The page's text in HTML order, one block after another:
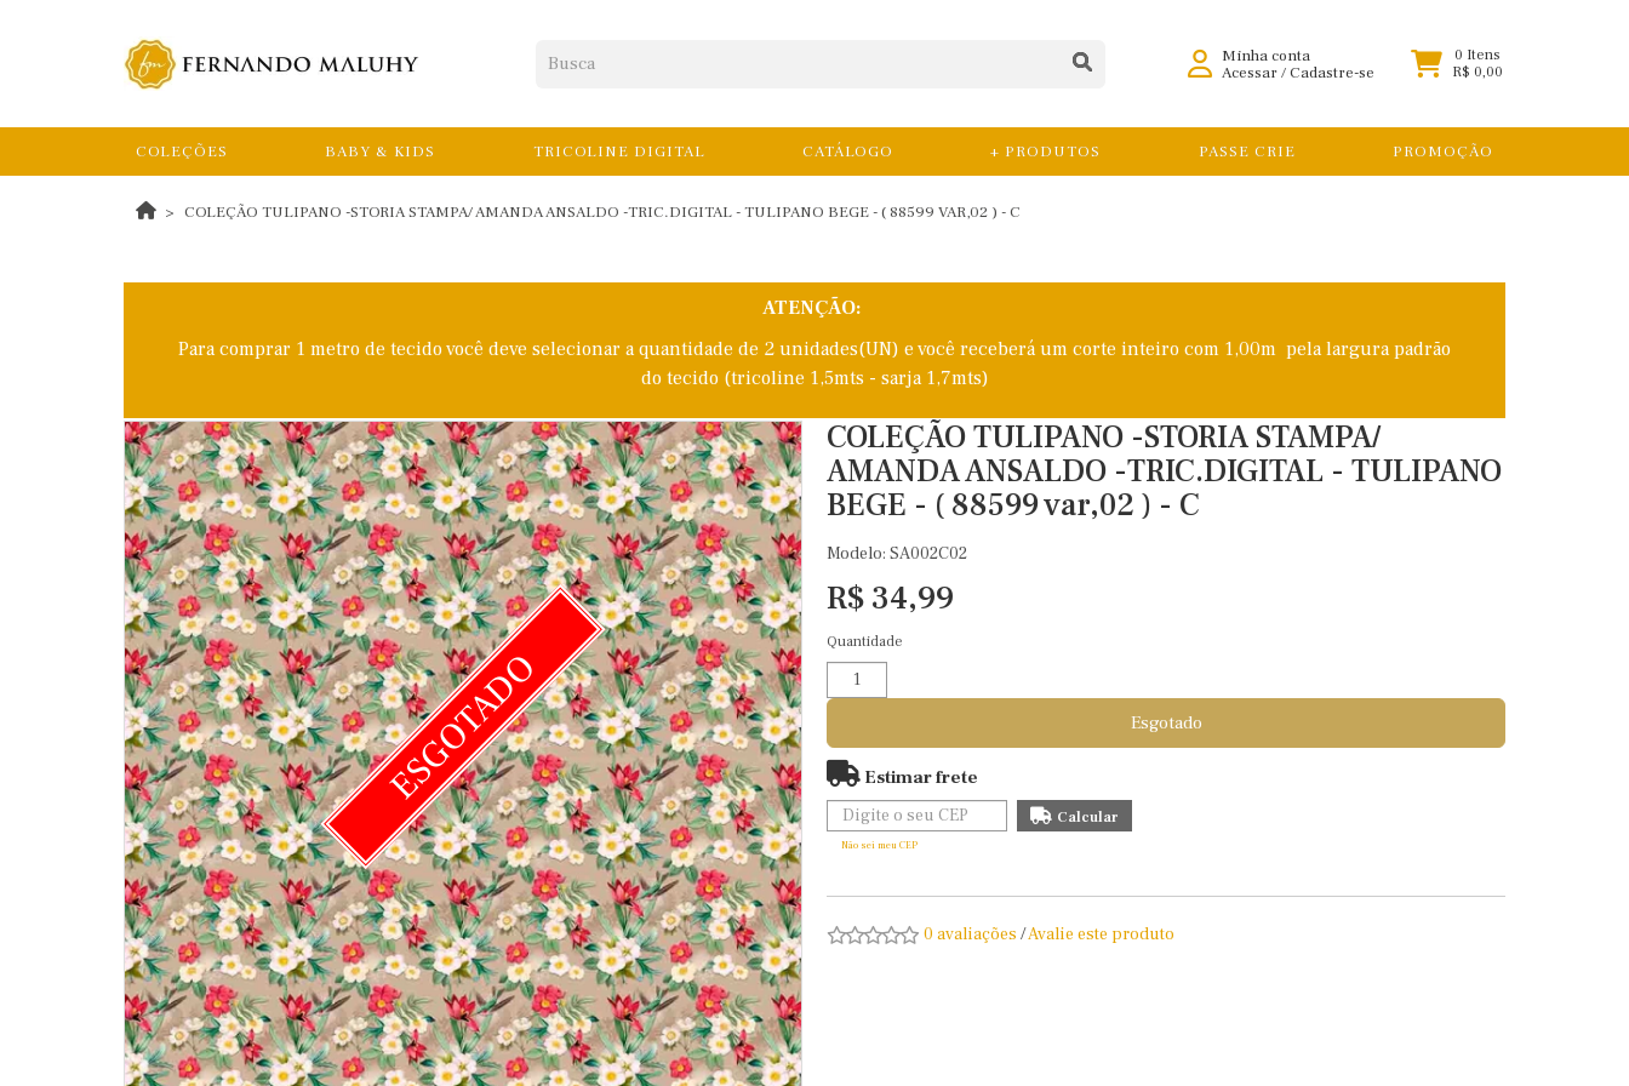
Minha conta
Acessar/Cadastre-se
0 Itens
R$ 0,00
COLEÇÕES BABY & KIDS TRICOLINE DIGITAL CATÁLOGO + PRODUTOS PASSE CRIE PROMOÇÃO
COLEÇÃO TULIPANO -STORIA STAMPA/ AMANDA ANSALDO -TRIC.DIGITAL - TULIPANO BEGE - ( 88599 VAR,02 ) - C
ATENÇÃO:
Para comprar 1 metro de tecido você deve selecionar a quantidade de 2 unidades(UN) e você receberá um corte inteiro com 1,00m pela largura padrão
do tecido (tricoline 1,5mts - sarja 1,7mts)
ESGOTADO
COLEÇÃO TULIPANO -STORIA STAMPA/
AMANDA ANSALDO -TRIC.DIGITAL - TULIPANO
BEGE - ( 88599 var,02 ) - C
Modelo: SA002C02
R$ 34,99
Quantidade
Esgotado
Estimar frete
Não sei meu CEP
0 avaliações /Avalie este produto